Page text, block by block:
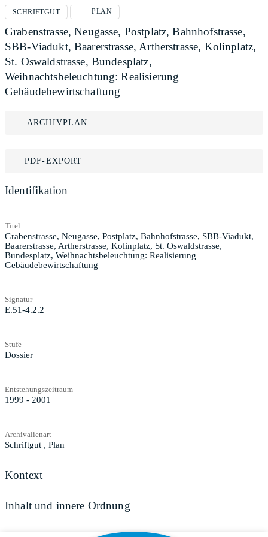
SCHRIFTGUT PLAN
Grabenstrasse, Neugasse, Postplatz, Bahnhofstrasse,
SBB-Viadukt, Baarerstrasse, Artherstrasse, Kolinplatz,
St. Oswaldstrasse, Bundesplatz,
Weihnachtsbeleuchtung: Realisierung
Gebäudebewirtschaftung
ARCHIVPLAN
PDF-EXPORT
Identifikation
Titel
Grabenstrasse, Neugasse, Postplatz, Bahnhofstrasse, SBB-Viadukt,
Baarerstrasse, Artherstrasse, Kolinplatz, St. Oswaldstrasse,
Bundesplatz, Weihnachtsbeleuchtung: Realisierung
Gebäudebewirtschaftung
Signatur
E.51-4.2.2
Stufe
Dossier
Entstehungszeitraum
1999 - 2001
Archivalienart
Schriftgut , Plan
Kontext
Inhalt und innere Ordnung